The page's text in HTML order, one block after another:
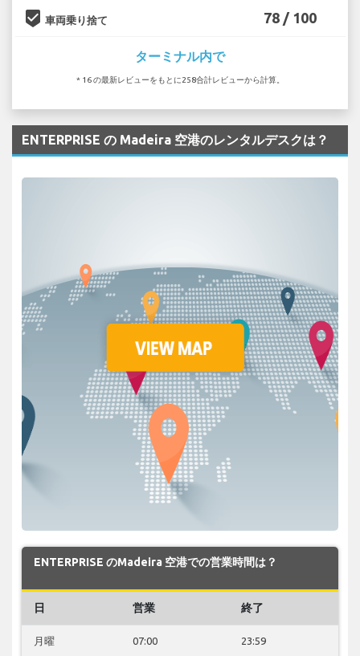
beenhere 車両乗り捨て 78 / 100
ターミナル内で
* 16 の最新レビューをもとに258合計レビューから計算。
ENTERPRISE の Madeira 空港のレンタルデスクは？
ENTERPRISE のMadeira 空港での営業時間は？
日 営業 終了
月曜 07:00 23:59